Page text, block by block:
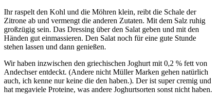
Ihr raspelt den Kohl und die Möhren klein, reibt die Schale der
Zitrone ab und vermengt die anderen Zutaten. Mit dem Salz ruhig
großzügig sein. Das Dressing über den Salat geben und mit den
Händen gut einmassieren. Den Salat noch für eine gute Stunde
stehen lassen und dann genießen.
Wir haben inzwischen den griechischen Joghurt mit 0,2 % fett von
Andechser entdeckt. (Andere nicht Müller Marken gehen natürlich
auch, ich kenne nur keine die den haben.). Der ist super cremig und
hat megaviele Proteine, was andere Joghurtsorten sonst nicht haben.